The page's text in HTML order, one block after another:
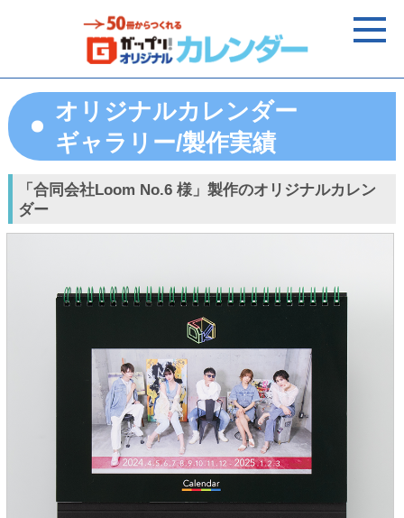
オリジナルカレンダー
ギャラリー/製作実績
「合同会社Loom No.6 様」製作のオリジナルカレン
ダー